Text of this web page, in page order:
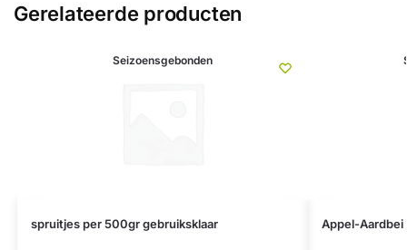
Gerelateerde producten
Seizoensgebonden
spruitjes per 500gr gebruiksklaar Appel-Aardbei